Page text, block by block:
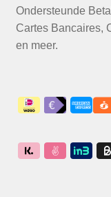
Ondersteunde
Cartes Bancaires,
en meer.